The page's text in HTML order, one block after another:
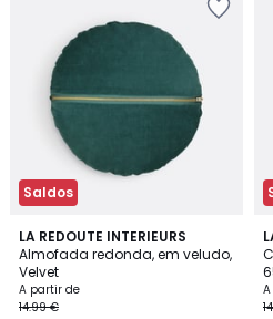
Saldos
LA REDOUTE INTERIEURS
Almofada redonda, em veludo,
Velvet
A partir de
14.99 €
4,5
/ 5
9
Cores
2